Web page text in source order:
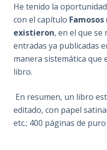
He tenido la
con el capítulo
existieron, en el que se
entradas ya publicadas
manera sistemática que
libro.
En resumen, un libro
editado, con papel
etc.; 400 páginas de